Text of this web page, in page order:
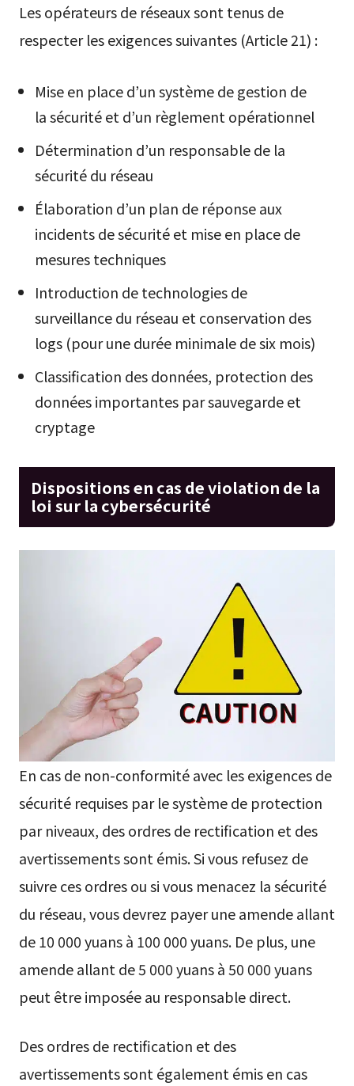
Les opérateurs de réseaux sont tenus de
respecter les exigences suivantes (Article 21) :
Mise en place d’un système de gestion de
la sécurité et d’un règlement opérationnel
Détermination d’un responsable de la
sécurité du réseau
Élaboration d’un plan de réponse aux
incidents de sécurité et mise en place de
mesures techniques
Introduction de technologies de
surveillance du réseau et conservation des
logs (pour une durée minimale de six mois)
Classification des données, protection des
données importantes par sauvegarde et
cryptage
Dispositions en cas de violation de la
loi sur la cybersécurité
En cas de non-conformité avec les exigences de
sécurité requises par le système de protection
par niveaux, des ordres de rectification et des
avertissements sont émis. Si vous refusez de
suivre ces ordres ou si vous menacez la sécurité
du réseau, vous devrez payer une amende allant
de 10 000 yuans à 100 000 yuans. De plus, une
amende allant de 5 000 yuans à 50 000 yuans
peut être imposée au responsable direct.
Des ordres de rectification et des
avertissements sont également émis en cas